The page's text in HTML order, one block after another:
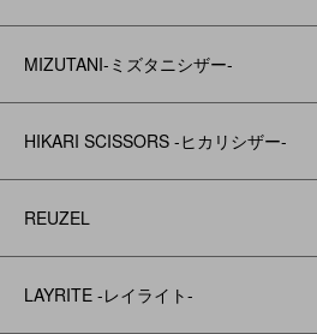
MIZUTANI-ミズタニシザー-
HIKARI SCISSORS -ヒカリシザー-
REUZEL
LAYRITE -レイライト-